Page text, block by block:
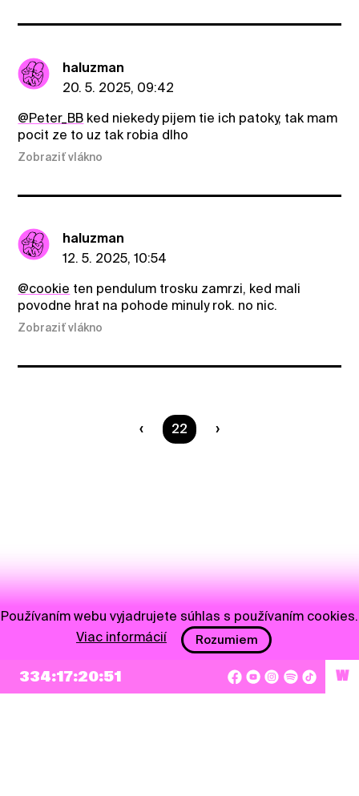
haluzman
20. 5. 2025, 09:42
@Peter_BB ked niekedy pijem tie ich patoky, tak mam
pocit ze to uz tak robia dlho
Zobraziť vlákno
haluzman
12. 5. 2025, 10:54
@cookie ten pendulum trosku zamrzi, ked mali
povodne hrat na pohode minuly rok. no nic.
Zobraziť vlákno
Ste na strane
22
334:17:20:51 W
Používaním webu vyjadrujete súhlas s používaním cookies.
Viac informácií
Rozumiem